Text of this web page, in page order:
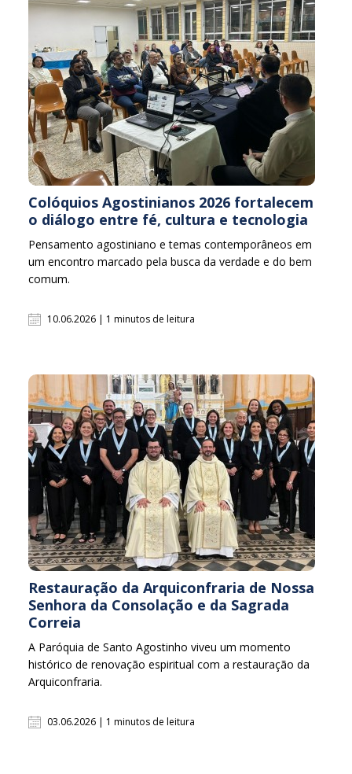
Colóquios Agostinianos 2026 fortalecem
o diálogo entre fé, cultura e tecnologia
Pensamento agostiniano e temas contemporâneos em
um encontro marcado pela busca da verdade e do bem
comum.
10.06.2026 | 1 minutos de leitura
Restauração da Arquiconfraria de Nossa
Senhora da Consolação e da Sagrada
Correia
A Paróquia de Santo Agostinho viveu um momento
histórico de renovação espiritual com a restauração da
Arquiconfraria.
03.06.2026 | 1 minutos de leitura